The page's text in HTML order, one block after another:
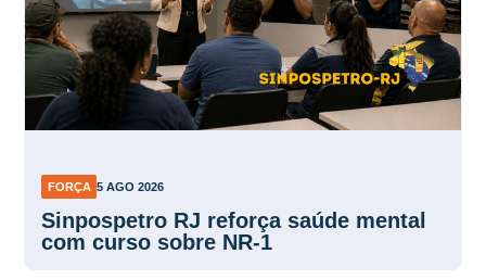
FORÇA 5 AGO 2026
Sinpospetro RJ reforça saúde mental
com curso sobre NR-1